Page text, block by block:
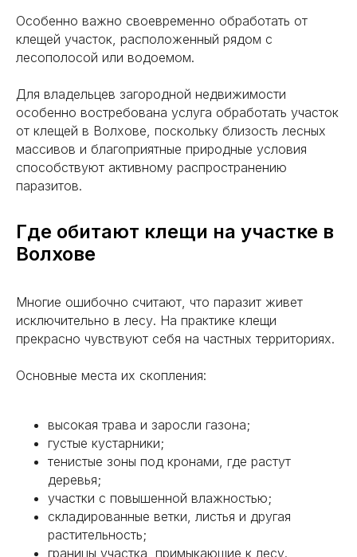
Особенно важно своевременно обработать от
клещей участок, расположенный рядом с
лесополосой или водоемом.
Для владельцев загородной недвижимости
особенно востребована услуга обработать участок
от клещей в Волхове, поскольку близость лесных
массивов и благоприятные природные условия
способствуют активному распространению
паразитов.
Где обитают клещи на участке в
Волхове
Многие ошибочно считают, что паразит живет
исключительно в лесу. На практике клещи
прекрасно чувствуют себя на частных территориях.
Основные места их скопления:
высокая трава и заросли газона;
густые кустарники;
тенистые зоны под кронами, где растут
деревья;
участки с повышенной влажностью;
складированные ветки, листья и другая
растительность;
границы участка, примыкающие к лесу.